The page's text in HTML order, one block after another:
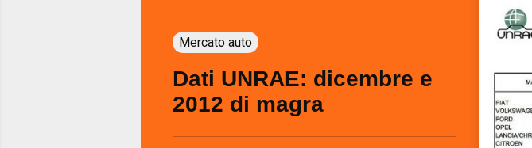
Mercato auto
Dati UNRAE: dicembre e
2012 di magra